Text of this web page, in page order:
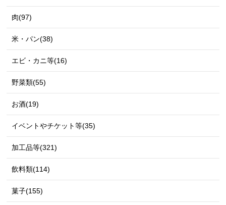
肉(97)
米・パン(38)
エビ・カニ等(16)
野菜類(55)
お酒(19)
イベントやチケット等(35)
加工品等(321)
飲料類(114)
菓子(155)